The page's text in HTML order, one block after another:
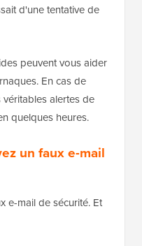
d'une tentative de
peuvent vous aider
En cas de
alertes de
quelques heures.
un faux e-mail
e-mail de sécurité. Et